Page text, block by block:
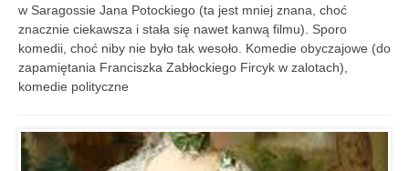
w Saragossie Jana Potockiego (ta jest mniej znana, choć
znacznie ciekawsza i stała się nawet kanwą filmu). Sporo
komedii, choć niby nie było tak wesoło. Komedie obyczajowe (do
zapamiętania Franciszka Zabłockiego Fircyk w zalotach),
komedie polityczne